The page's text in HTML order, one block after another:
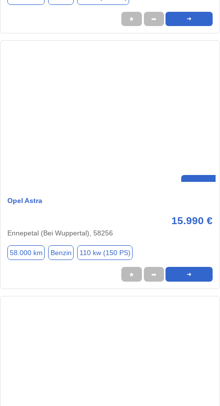
★ ➦ ➜
Opel Astra
15.990 €
Ennepetal (Bei Wuppertal), 58256
58.000 km Benzin 110 kw (150 PS)
★ ➦ ➜